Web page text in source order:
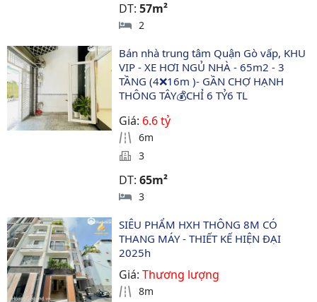
DT:57m²
2
Bán nhà trung tâm Quận Gò vấp, KHU
VIP - XE HƠI NGỦ NHÀ - 65m2 - 3
TẦNG (4❌16m )- GẦN CHỢ HẠNH
THÔNG TÂY💰CHỈ 6 TỶ6 TL
Giá: 6.6 tỷ
6m
3
DT:65m²
3
SIÊU PHẨM HXH THÔNG 8M CÓ
THANG MÁY - THIẾT KẾ HIỆN ĐẠI
2025h
Giá:Thương lượng
8m